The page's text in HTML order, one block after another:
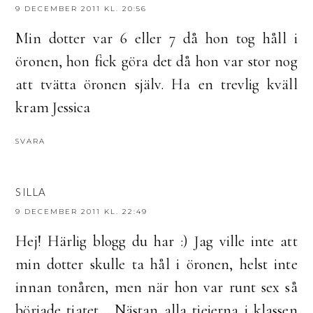
9 DECEMBER 2011 KL. 20:56
Min dotter var 6 eller 7 då hon tog håll i
öronen, hon fick göra det då hon var stor nog
att tvätta öronen själv. Ha en trevlig kväll
kram Jessica
SVARA
SILLA
9 DECEMBER 2011 KL. 22:49
Hej! Härlig blogg du har :) Jag ville inte att
min dotter skulle ta hål i öronen, helst inte
innan tonåren, men när hon var runt sex så